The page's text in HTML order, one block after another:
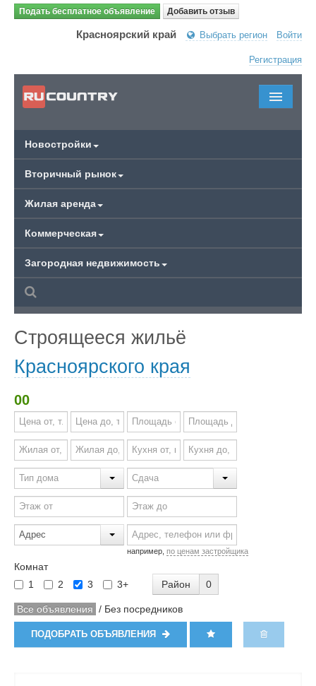
Подать бесплатное объявление Добавить отзыв
Красноярский край Выбрать регион Войти
Регистрация
Новостройки
Вторичный рынок
Жилая аренда
Коммерческая
Загородная недвижимость
Строящееся жильё
Красноярского края
00
например, по ценам застройщика
Комнат
1
2 3 3+ Район 0
Все объявления / Без посредников
ПОДОБРАТЬ ОБЪЯВЛЕНИЯ